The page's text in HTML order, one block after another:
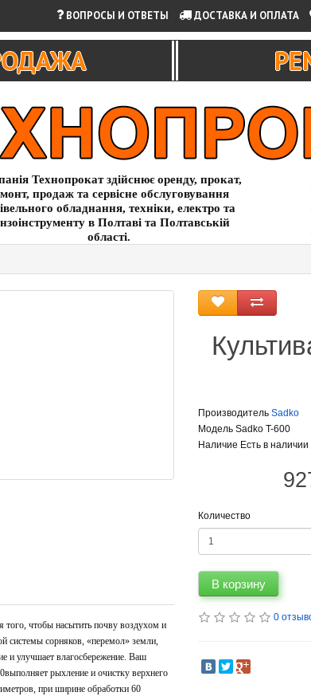
ВОПРОСЫ И ОТВЕТЫ ДОСТАВКА И ОПЛАТА
Технопрокат здійснює оренду, прокат,
продаж та сервісне обслуговування
обладнання, техніки, електро та
в Полтаві та Полтавській
області.
того, чтобы насытить почву воздухом и
системы сорняков, «перемол» земли,
и улучшает влагосбережение. Ваш
рыхление и очистку верхнего
при ширине обработки 60
Производитель Sadko
Модель Sadko T-600
Наличие Есть в наличии
Количество
В корзину
0